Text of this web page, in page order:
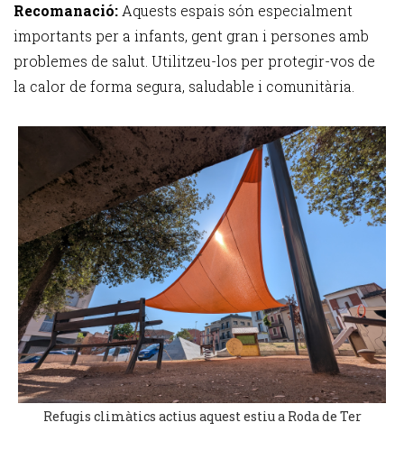
Recomanació: Aquests espais són especialment
importants per a infants, gent gran i persones amb
problemes de salut. Utilitzeu-los per protegir-vos de
la calor de forma segura, saludable i comunitària.
Refugis climàtics actius aquest estiu a Roda de Ter